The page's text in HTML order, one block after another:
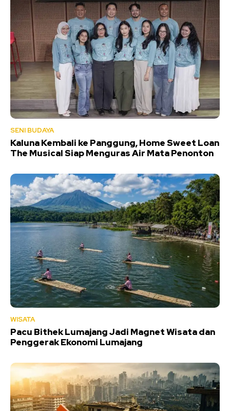
SENI BUDAYA
Kaluna Kembali ke Panggung, Home Sweet Loan
The Musical Siap Menguras Air Mata Penonton
WISATA
Pacu Bithek Lumajang Jadi Magnet Wisata dan
Penggerak Ekonomi Lumajang